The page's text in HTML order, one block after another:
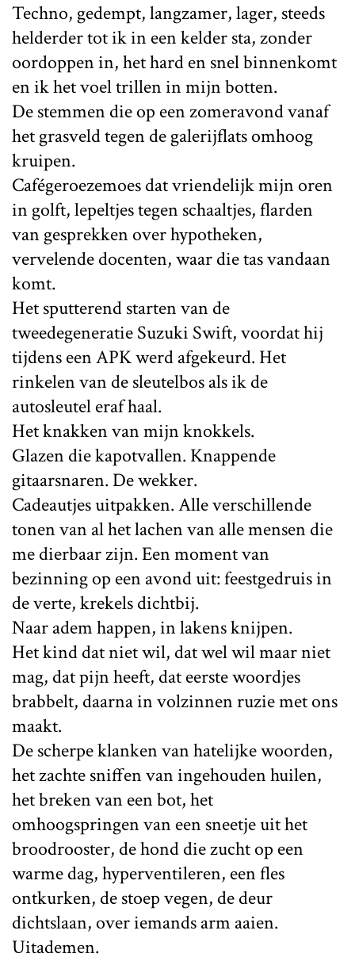
Techno, gedempt, langzamer, lager, steeds
helderder tot ik in een kelder sta, zonder
oordoppen in, het hard en snel binnenkomt
en ik het voel trillen in mijn botten.
De stemmen die op een zomeravond vanaf
het grasveld tegen de galerijflats omhoog
kruipen.
Cafégeroezemoes dat vriendelijk mijn oren
in golft, lepeltjes tegen schaaltjes, flarden
van gesprekken over hypotheken,
vervelende docenten, waar die tas vandaan
komt.
Het sputterend starten van de
tweedegeneratie Suzuki Swift, voordat hij
tijdens een APK werd afgekeurd. Het
rinkelen van de sleutelbos als ik de
autosleutel eraf haal.
Het knakken van mijn knokkels.
Glazen die kapotvallen. Knappende
gitaarsnaren. De wekker.
Cadeautjes uitpakken. Alle verschillende
tonen van al het lachen van alle mensen die
me dierbaar zijn. Een moment van
bezinning op een avond uit: feestgedruis in
de verte, krekels dichtbij.
Naar adem happen, in lakens knijpen.
Het kind dat niet wil, dat wel wil maar niet
mag, dat pijn heeft, dat eerste woordjes
brabbelt, daarna in volzinnen ruzie met ons
maakt.
De scherpe klanken van hatelijke woorden,
het zachte sniffen van ingehouden huilen,
het breken van een bot, het
omhoogspringen van een sneetje uit het
broodrooster, de hond die zucht op een
warme dag, hyperventileren, een fles
ontkurken, de stoep vegen, de deur
dichtslaan, over iemands arm aaien.
Uitademen.